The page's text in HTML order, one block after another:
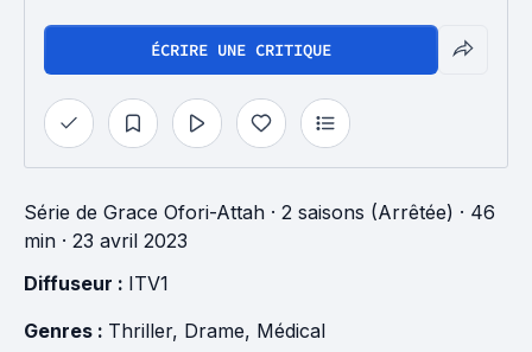
ÉCRIRE UNE CRITIQUE
Série de Grace Ofori-Attah · 2 saisons (Arrêtée) · 46
min · 23 avril 2023
Diffuseur : ITV1
Genres : Thriller, Drame, Médical